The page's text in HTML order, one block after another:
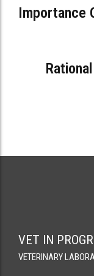
Importance
VET IN
VETERINARY